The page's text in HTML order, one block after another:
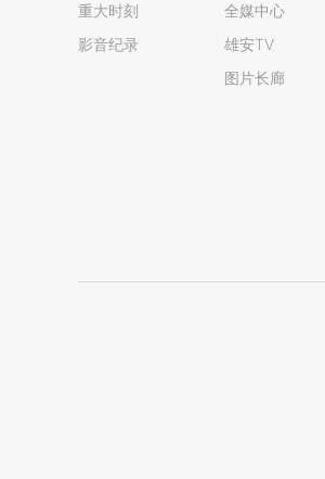
重大时刻
影音纪录
全媒中心
雄安TV
图片长廊